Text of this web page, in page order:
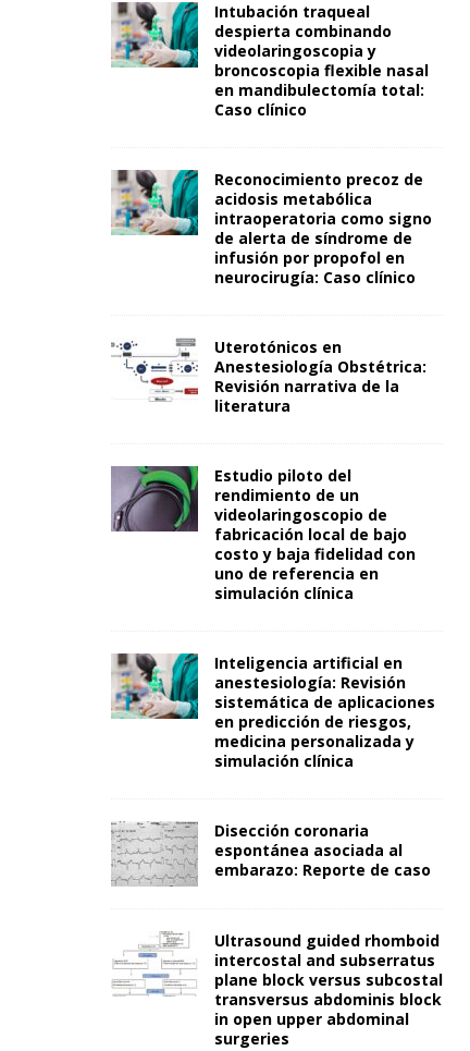
Intubación traqueal
despierta combinando
videolaringoscopia y
broncoscopia flexible nasal
en mandibulectomía total:
Caso clínico
Reconocimiento precoz de
acidosis metabólica
intraoperatoria como signo
de alerta de síndrome de
infusión por propofol en
neurocirugía: Caso clínico
Uterotónicos en
Anestesiología Obstétrica:
Revisión narrativa de la
literatura
Estudio piloto del
rendimiento de un
videolaringoscopio de
fabricación local de bajo
costo y baja fidelidad con
uno de referencia en
simulación clínica
Inteligencia artificial en
anestesiología: Revisión
sistemática de aplicaciones
en predicción de riesgos,
medicina personalizada y
simulación clínica
Disección coronaria
espontánea asociada al
embarazo: Reporte de caso
Ultrasound guided rhomboid
intercostal and subserratus
plane block versus subcostal
transversus abdominis block
in open upper abdominal
surgeries